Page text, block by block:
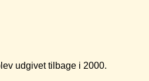
udgivet tilbage i 2000.